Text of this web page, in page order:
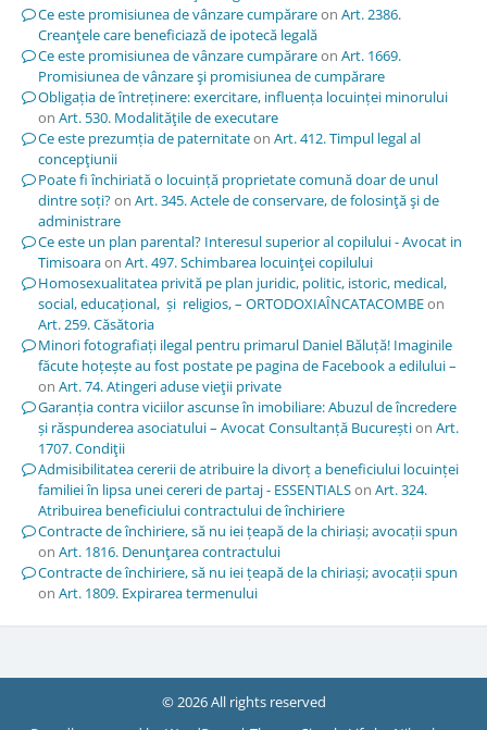
Ce este promisiunea de vânzare cumpărareon Art. 2386.
Creanţele care beneficiază de ipotecă legală
Ce este promisiunea de vânzare cumpărareon Art. 1669.
Promisiunea de vânzare şi promisiunea de cumpărare
Obligația de întreținere: exercitare, influența locuinței minorului
on Art. 530. Modalităţile de executare
Ce este prezumția de paternitateon Art. 412. Timpul legal al
concepţiunii
Poate fi închiriată o locuință proprietate comună doar de unul
dintre soți?on Art. 345. Actele de conservare, de folosinţă şi de
administrare
Ce este un plan parental? Interesul superior al copilului - Avocat in
Timisoaraon Art. 497. Schimbarea locuinţei copilului
Homosexualitatea privită pe plan juridic, politic, istoric, medical,
social, educațional, și religios, – ORTODOXIAÎNCATACOMBEon
Art. 259. Căsătoria
Minori fotografiați ilegal pentru primarul Daniel Băluță! Imaginile
făcute hoțește au fost postate pe pagina de Facebook a edilului –
on Art. 74. Atingeri aduse vieţii private
Garanția contra viciilor ascunse în imobiliare: Abuzul de încredere
și răspunderea asociatului – Avocat Consultanță Bucureștion Art.
1707. Condiţii
Admisibilitatea cererii de atribuire la divorț a beneficiului locuinței
familiei în lipsa unei cereri de partaj - ESSENTIALSon Art. 324.
Atribuirea beneficiului contractului de închiriere
Contracte de închiriere, să nu iei țeapă de la chiriași; avocații spun
on Art. 1816. Denunţarea contractului
Contracte de închiriere, să nu iei țeapă de la chiriași; avocații spun
on Art. 1809. Expirarea termenului
© 2026 All rights reserved